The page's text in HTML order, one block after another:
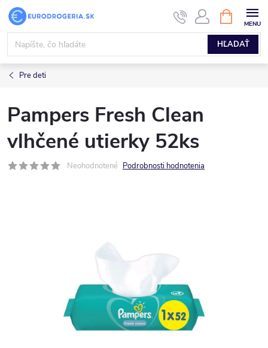
Prejsť
obsah
HĽADAŤ
KOŠÍK
Pre deti
Pampers Fresh Clean
vlhčené utierky 52ks
Neohodnotené Podrobnosti hodnotenia